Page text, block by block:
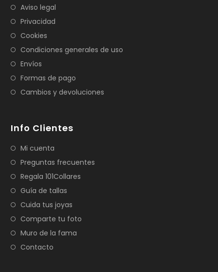
Aviso legal
Privacidad
Cookies
Condiciones generales de uso
Envíos
Formas de pago
Cambios y devoluciones
Info Clientes
Mi cuenta
Preguntas frecuentes
Regala 101Collares
Guía de tallas
Cuida tus joyas
Comparte tu foto
Muro de la fama
Contacto